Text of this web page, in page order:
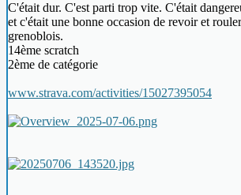
C'était dur. C'est parti trop vite. C'était
et c'était une bonne occasion de revoir et
grenoblois.
14ème scratch
2ème de catégorie
www.strava.com/activities/15027395054